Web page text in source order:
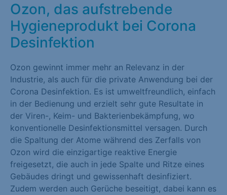
Ozon, das aufstrebende
Hygieneprodukt bei Corona
Desinfektion
Ozon gewinnt immer mehr an Relevanz in der
Industrie, als auch für die private Anwendung bei der
Corona Desinfektion. Es ist umweltfreundlich, einfach
in der Bedienung und erzielt sehr gute Resultate in
der Viren-, Keim- und Bakterienbekämpfung, wo
konventionelle Desinfektionsmittel versagen. Durch
die Spaltung der Atome während des Zerfalls von
Ozon wird die einzigartige reaktive Energie
freigesetzt, die auch in jede Spalte und Ritze eines
Gebäudes dringt und gewissenhaft desinfiziert.
Zudem werden auch Gerüche beseitigt, dabei kann es
Externe Medien (1)
werden standardmäßig blockiert. Wenn Cookies von externen
Medien akzeptiert werden, bedarf der Zugriff auf diese Inhalte
keiner manuellen Einwilligung mehr.
Cookie-Informationen anzeigen
Datenschutzerklärung Impressum